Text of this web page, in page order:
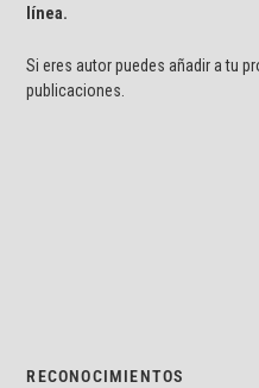
línea.
Si eres autor puedes añadir a tu
publicaciones.
RECONOCIMIENTOS